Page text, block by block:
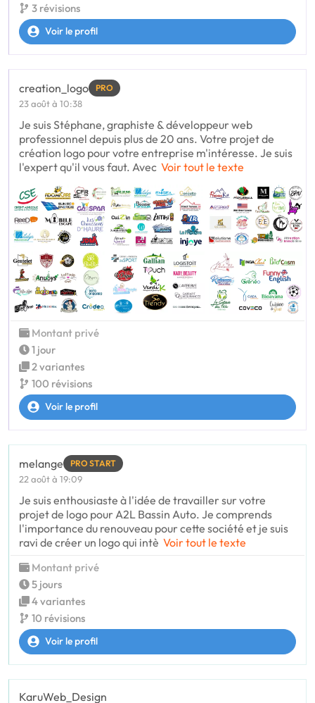
3 révisions
Voir le profil
creation_logo PRO
23 août à 10:38
Je suis Stéphane, graphiste & développeur web
professionnel depuis plus de 20 ans. Votre projet de
création logo pour votre entreprise m'intéresse. Je suis
l'expert qu'il vous faut. Avec Voir tout le texte
Montant privé
1 jour
2 variantes
100 révisions
Voir le profil
melange PRO START
22 août à 19:09
Je suis enthousiaste à l'idée de travailler sur votre
projet de logo pour A2L Bassin Auto. Je comprends
l'importance du renouveau pour cette société et je suis
ravi de créer un logo qui intè Voir tout le texte
Montant privé
5 jours
4 variantes
10 révisions
Voir le profil
KaruWeb_Design